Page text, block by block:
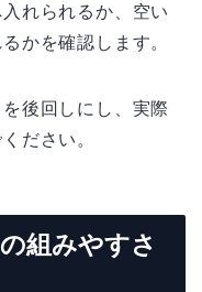
れられるか、空い
かを確認します。
後回しにし、実際
ださい。
組みやすさ